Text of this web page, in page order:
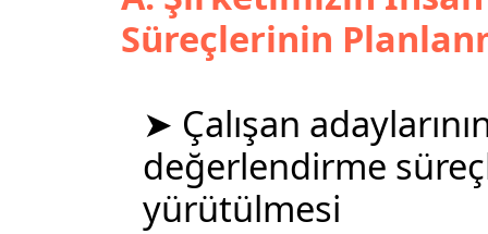
Süreçlerinin
➤ Çalışan
değerlendirme
yürütülmesi